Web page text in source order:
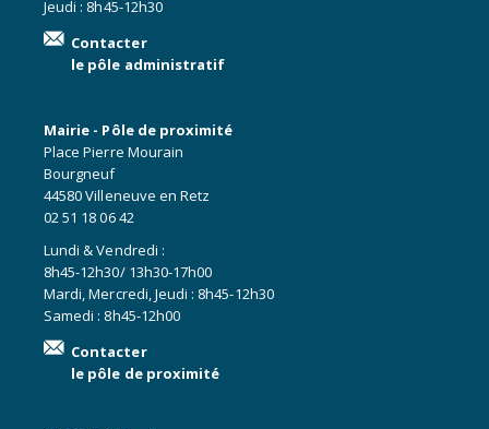
Jeudi : 8h45-12h30
Contacter
le pôle administratif
Mairie - Pôle de proximité
Place Pierre Mourain
Bourgneuf
44580 Villeneuve en Retz
02 51 18 06 42
Lundi & Vendredi :
8h45-12h30/ 13h30-17h00
Mardi, Mercredi, Jeudi : 8h45-12h30
Samedi : 8h45-12h00
Contacter
le pôle de proximité